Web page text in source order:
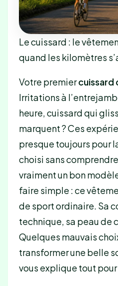
Le cuissard : le
quand les kilomètres
Votre premiercuissard
Irritations à
heure, cuissard qui
marquent ? Ces
presque toujours pour
choisi sans
vraiment un bon
faire simple : ce
de sport ordinaire. Sa
technique, sa peau de
Quelques mauvais
transformer une belle
vous explique tout